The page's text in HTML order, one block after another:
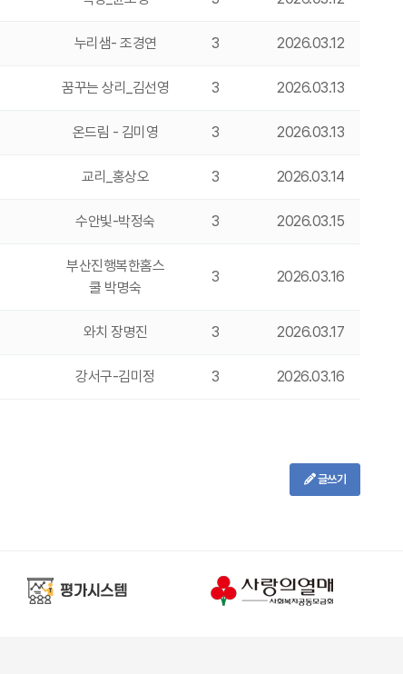
누리샘- 조경연 3 2026.03.12
꿈꾸는 상리_김선영 3 2026.03.13
온드림 - 김미영 3 2026.03.13
교리_홍상오 3 2026.03.14
수안빛-박정숙 3 2026.03.15
부산진행복한홈스
쿨 박명숙
3 2026.03.16
와치 장명진 3 2026.03.17
강서구-김미정 3 2026.03.16
글쓰기